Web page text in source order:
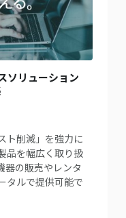
ソリューション
ト削減」を強力に
品を幅広く取り扱
器の販売やレンタ
タルで提供可能で